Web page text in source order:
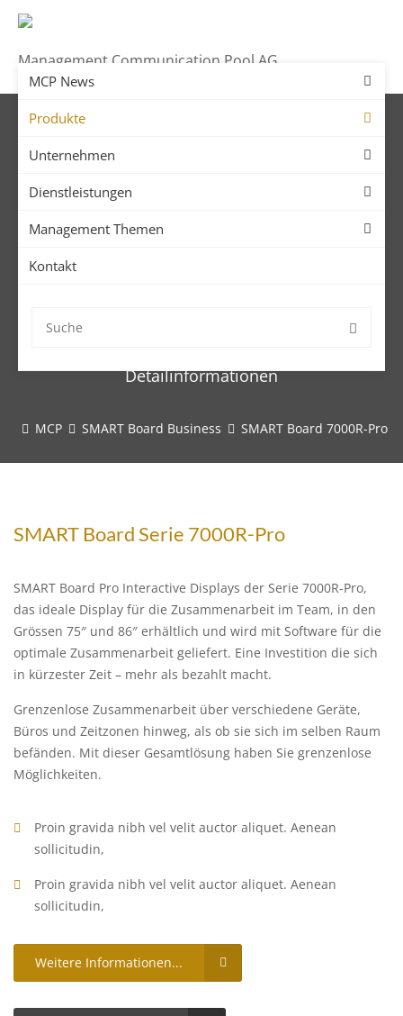
Management Communication Pool AG
MCP News
Produkte
Unternehmen
Dienstleistungen
Management Themen
Kontakt
Detailinformationen
MCP SMART Board Business SMART Board 7000R-Pro
SMART Board Serie 7000R-Pro
SMART Board Pro Interactive Displays der Serie 7000R-Pro,
das ideale Display für die Zusammenarbeit im Team, in den
Grössen 75″ und 86″ erhältlich und wird mit Software für die
optimale Zusammenarbeit geliefert. Eine Investition die sich
in kürzester Zeit – mehr als bezahlt macht.
Grenzenlose Zusammenarbeit über verschiedene Geräte,
Büros und Zeitzonen hinweg, als ob sie sich im selben Raum
befänden. Mit dieser Gesamtlösung haben Sie grenzenlose
Möglichkeiten.
Proin gravida nibh vel velit auctor aliquet. Aenean
sollicitudin,
Proin gravida nibh vel velit auctor aliquet. Aenean
sollicitudin,
Weitere Informationen...